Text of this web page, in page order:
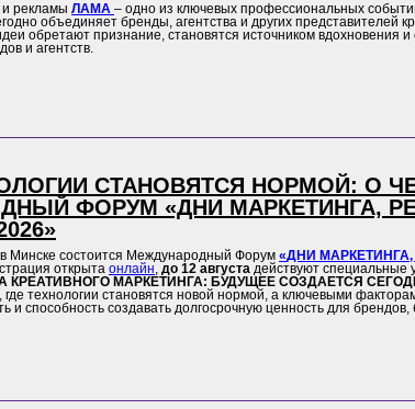
и рекламы ЛАМА – одно из ключевых профессиональных
объединяет бренды, агентства и других представителей
обретают признание, становятся источником вдохновения
и агентств.
в Минске состоится Международный Форум «ДНИ
открыта онлайн, до 12 августа действуют специальные
КРЕАТИВНОГО МАРКЕТИНГА: БУДУЩЕЕ СОЗДАЕТСЯ
где технологии становятся новой нормой, а ключевыми
и способность создавать долгосрочную ценность для
СТАНОВЯТСЯ НОРМОЙ: О
ФОРУМ «ДНИ МАРКЕТИНГА,